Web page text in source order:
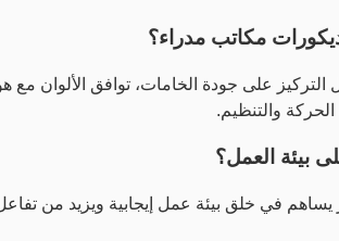
مكاتب مدراء؟
على جودة الخامات، توافق الألوان مع
والتنظيم.
بيئة العمل؟
يساهم في خلق بيئة عمل إيجابية ويزيد من